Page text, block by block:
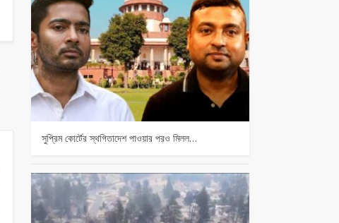
সুপ্রিম কোর্টের স্থগিতাদেশ পাওয়ার পর‌ও মিলল…